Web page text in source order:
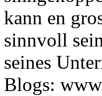
kann en
sinnvoll
seines
Blogs: